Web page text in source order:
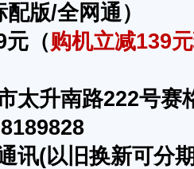
版/全网通）
（购机立减139
太升南路222号赛
讯(以旧换新可分